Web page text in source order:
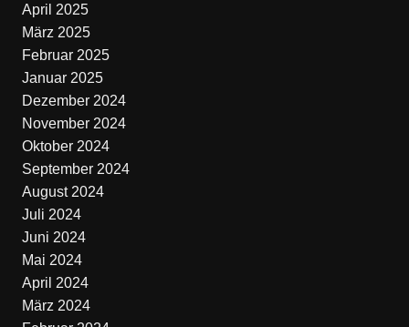
April 2025
März 2025
Februar 2025
Januar 2025
Dezember 2024
November 2024
Oktober 2024
September 2024
August 2024
Juli 2024
Juni 2024
Mai 2024
April 2024
März 2024